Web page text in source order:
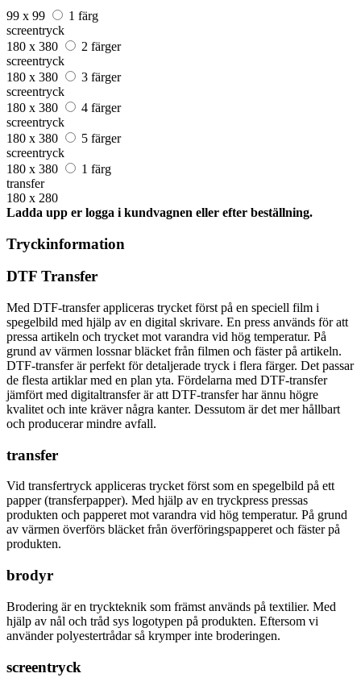
99 x 99
1 färg
screentryck
180 x 380
2 färger
screentryck
180 x 380
3 färger
screentryck
180 x 380
4 färger
screentryck
180 x 380
5 färger
screentryck
180 x 380
1 färg
transfer
180 x 280
Ladda upp er logga i kundvagnen eller efter beställning.
Tryckinformation
DTF Transfer
Med DTF-transfer appliceras trycket först på en speciell film i
spegelbild med hjälp av en digital skrivare. En press används för att
pressa artikeln och trycket mot varandra vid hög temperatur. På
grund av värmen lossnar bläcket från filmen och fäster på artikeln.
DTF-transfer är perfekt för detaljerade tryck i flera färger. Det passar
de flesta artiklar med en plan yta. Fördelarna med DTF-transfer
jämfört med digitaltransfer är att DTF-transfer har ännu högre
kvalitet och inte kräver några kanter. Dessutom är det mer hållbart
och producerar mindre avfall.
transfer
Vid transfertryck appliceras trycket först som en spegelbild på ett
papper (transferpapper). Med hjälp av en tryckpress pressas
produkten och papperet mot varandra vid hög temperatur. På grund
av värmen överförs bläcket från överföringspapperet och fäster på
produkten.
brodyr
Brodering är en tryckteknik som främst används på textilier. Med
hjälp av nål och tråd sys logotypen på produkten. Eftersom vi
använder polyestertrådar så krymper inte broderingen.
screentryck